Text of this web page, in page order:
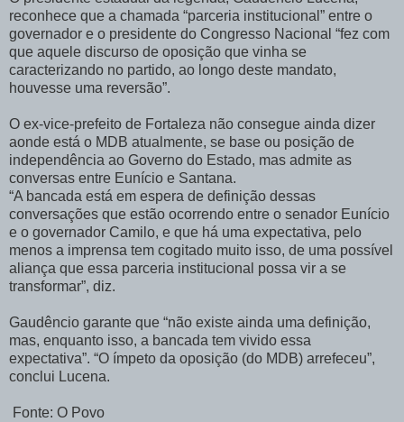
reconhece que a chamada “parceria institucional” entre o
governador e o presidente do Congresso Nacional “fez com
que aquele discurso de oposição que vinha se
caracterizando no partido, ao longo deste mandato,
houvesse uma reversão”.
O ex-vice-prefeito de Fortaleza não consegue ainda dizer
aonde está o MDB atualmente, se base ou posição de
independência ao Governo do Estado, mas admite as
conversas entre Eunício e Santana.
“A bancada está em espera de definição dessas
conversações que estão ocorrendo entre o senador Eunício
e o governador Camilo, e que há uma expectativa, pelo
menos a imprensa tem cogitado muito isso, de uma possível
aliança que essa parceria institucional possa vir a se
transformar”, diz.
Gaudêncio garante que “não existe ainda uma definição,
mas, enquanto isso, a bancada tem vivido essa
expectativa”. “O ímpeto da oposição (do MDB) arrefeceu”,
conclui Lucena.
Fonte: O Povo